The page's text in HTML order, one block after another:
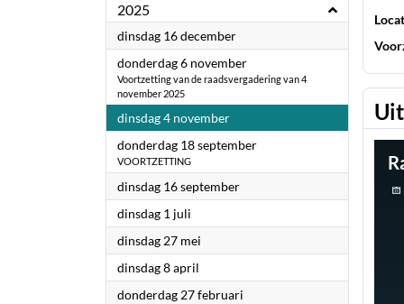
2025
dinsdag 16 december2025
donderdag 6 november2025
Voortzetting van de raadsvergadering van 4
november 2025
dinsdag 4 november2025
donderdag 18 september2025
VOORTZETTING
dinsdag 16 september2025
dinsdag 1 juli
dinsdag 27 mei
dinsdag 8 april
donderdag 27 februari